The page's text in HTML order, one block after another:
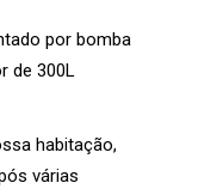
por bomba
de 300L
habitação,
várias